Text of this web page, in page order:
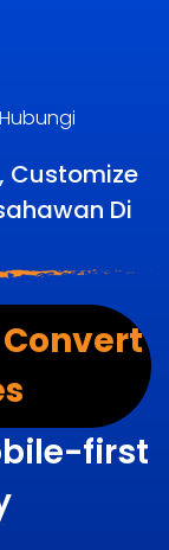
Hubungi
Customize
Di
first